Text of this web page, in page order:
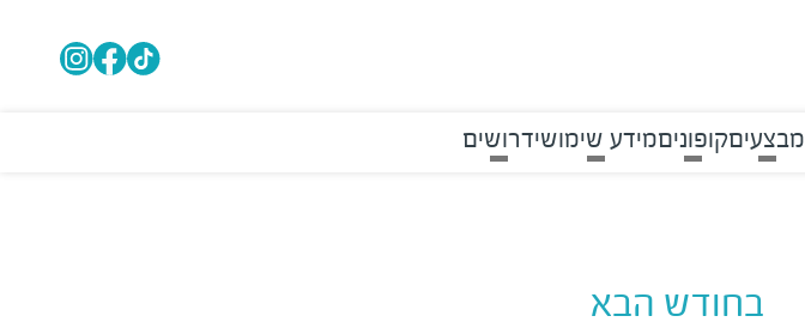
מבצעיםקופוניםמידע שימושידרושים
בחודש הבא